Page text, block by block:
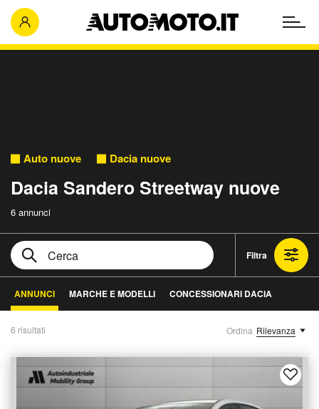
Auto nuove Dacia nuove
Dacia Sandero Streetway nuove
6 annunci
Filtra
ANNUNCI MARCHE E MODELLI CONCESSIONARI DACIA
6 risultati Ordina Rilevanza